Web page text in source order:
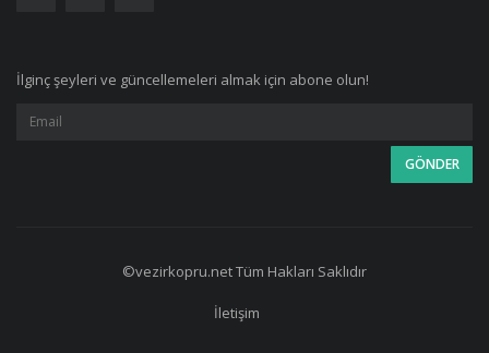
İlginç şeyleri ve güncellemeleri almak için abone olun!
©vezirkopru.net Tüm Hakları Saklıdır
İletişim